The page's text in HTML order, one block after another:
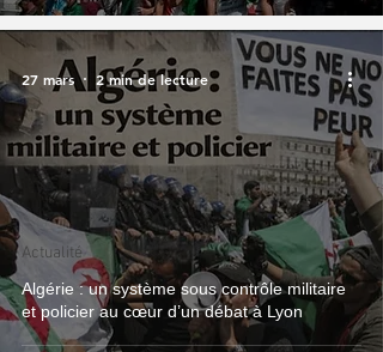
Algérie : un système sous contrôle militaire
et policier au cœur d’un débat à Lyon
Actualité
27 mars 2 min de lecture